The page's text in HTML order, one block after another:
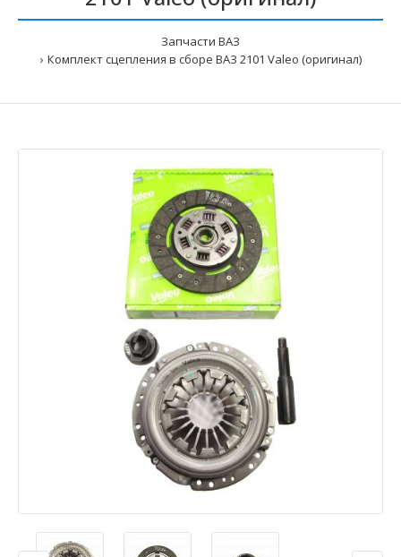
Запчасти ВАЗ
Комплект сцепления в сборе ВАЗ 2101 Valeo (оригинал)